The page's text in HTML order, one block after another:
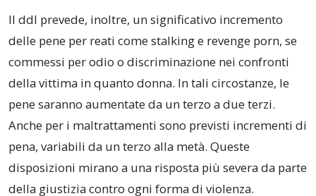
Il ddl prevede, inoltre, un significativo incremento
delle pene per reati come stalking e revenge porn, se
commessi per odio o discriminazione nei confronti
della vittima in quanto donna. In tali circostanze, le
pene saranno aumentate da un terzo a due terzi.
Anche per i maltrattamenti sono previsti incrementi di
pena, variabili da un terzo alla metà. Queste
disposizioni mirano a una risposta più severa da parte
della giustizia contro ogni forma di violenza.